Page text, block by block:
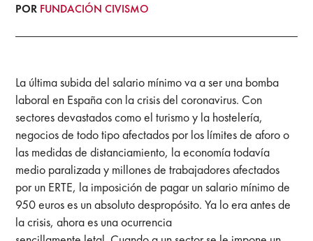
POR FUNDACIÓN CIVISMO
La última subida del salario mínimo va a ser una bomba
laboral en España con la crisis del coronavirus. Con
sectores devastados como el turismo y la hostelería,
negocios de todo tipo afectados por los límites de aforo o
las medidas de distanciamiento, la economía todavía
medio paralizada y millones de trabajadores afectados
por un ERTE, la imposición de pagar un salario mínimo de
950 euros es un absoluto despropósito. Ya lo era antes de
la crisis, ahora es una ocurrencia